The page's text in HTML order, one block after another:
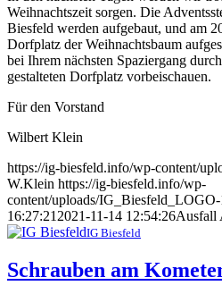
Weihnachtszeit sorgen. Die
Biesfeld werden aufgebaut, und am
Dorfplatz der Weihnachtsbaum
bei Ihrem nächsten Spaziergang
gestalteten Dorfplatz vorbeischauen.
Für den Vorstand
Wilbert Klein
https://ig-biesfeld.info/wp-content/
W.Klein https://ig-biesfeld.info/wp-
content/uploads/
16:27:21 2021-11-14 12:54:26Ausfall
IG Biesfeld
Schrauben am